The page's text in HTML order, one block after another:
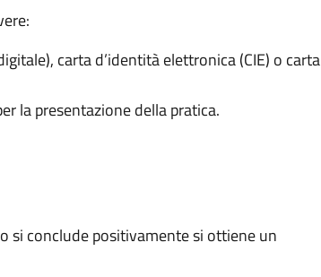
carta d’identità elettronica (CIE) o carta
la presentazione della pratica.
si conclude positivamente si ottiene un